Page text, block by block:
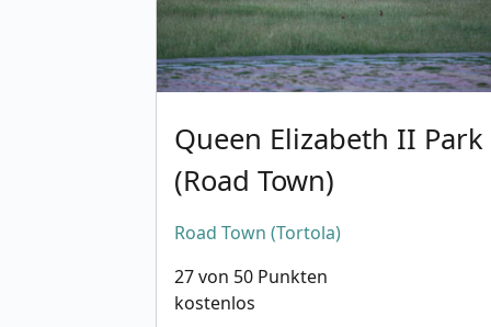
Queen Elizabeth II Park
(Road Town)
Road Town (Tortola)
27 von 50 Punkten
kostenlos